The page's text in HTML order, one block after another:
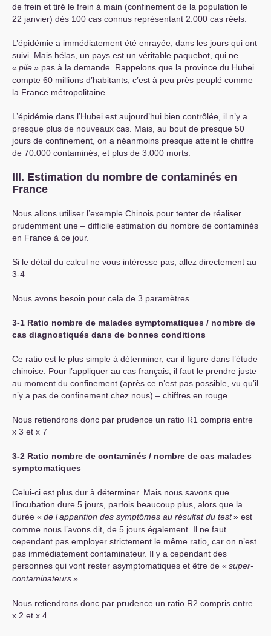
de frein et tiré le frein à main (confinement de la population le
22 janvier) dès 100 cas connus représentant 2.000 cas réels.
L’épidémie a immédiatement été enrayée, dans les jours qui ont
suivi. Mais hélas, un pays est un véritable paquebot, qui ne
« pile» pas à la demande. Rappelons que la province du Hubei
compte 60 millions d’habitants, c’est à peu près peuplé comme
la France métropolitaine.
L’épidémie dans l’Hubei est aujourd’hui bien contrôlée, il n’y a
presque plus de nouveaux cas. Mais, au bout de presque 50
jours de confinement, on a néanmoins presque atteint le chiffre
de 70.000 contaminés, et plus de 3.000 morts.
III. Estimation du nombre de contaminés en
France
Nous allons utiliser l’exemple Chinois pour tenter de réaliser
prudemment une – difficile estimation du nombre de contaminés
en France à ce jour.
Si le détail du calcul ne vous intéresse pas, allez directement au
3-4
Nous avons besoin pour cela de 3 paramètres.
3-1 Ratio nombre de malades symptomatiques / nombre de
cas diagnostiqués dans de bonnes conditions
Ce ratio est le plus simple à déterminer, car il figure dans l’étude
chinoise. Pour l’appliquer au cas français, il faut le prendre juste
au moment du confinement (après ce n’est pas possible, vu qu’il
n’y a pas de confinement chez nous) – chiffres en rouge.
Nous retiendrons donc par prudence un ratio R1 compris entre
x 3 et x 7
3-2 Ratio nombre de contaminés / nombre de cas malades
symptomatiques
Celui-ci est plus dur à déterminer. Mais nous savons que
l’incubation dure 5 jours, parfois beaucoup plus, alors que la
durée « de l’apparition des symptômes au résultat du test» est
comme nous l’avons dit, de 5 jours également. Il ne faut
cependant pas employer strictement le même ratio, car on n’est
pas immédiatement contaminateur. Il y a cependant des
personnes qui vont rester asymptomatiques et être de « super-
contaminateurs».
Nous retiendrons donc par prudence un ratio R2 compris entre
x 2 et x 4.